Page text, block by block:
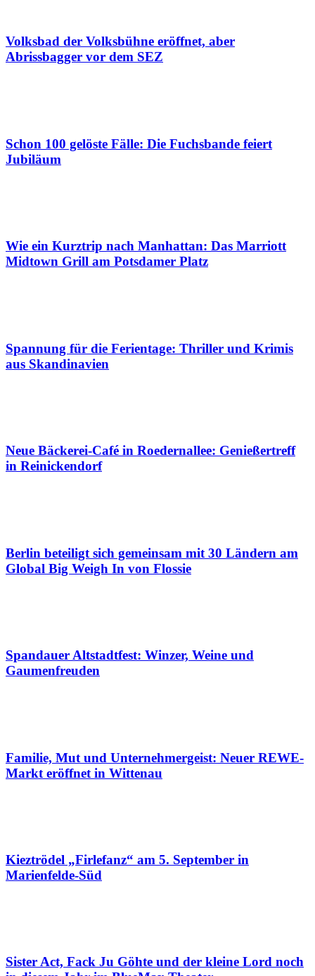
Volksbad der Volksbühne eröffnet, aber
Abrissbagger vor dem SEZ
Schon 100 gelöste Fälle: Die Fuchsbande feiert
Jubiläum
Wie ein Kurztrip nach Manhattan: Das Marriott
Midtown Grill am Potsdamer Platz
Spannung für die Ferientage: Thriller und Krimis
aus Skandinavien
Neue Bäckerei-Café in Roedernallee: Genießertreff
in Reinickendorf
Berlin beteiligt sich gemeinsam mit 30 Ländern am
Global Big Weigh In von Flossie
Spandauer Altstadtfest: Winzer, Weine und
Gaumenfreuden
Familie, Mut und Unternehmergeist: Neuer REWE-
Markt eröffnet in Wittenau
Kieztrödel „Firlefanz“ am 5. September in
Marienfelde-Süd
Sister Act, Fack Ju Göhte und der kleine Lord noch